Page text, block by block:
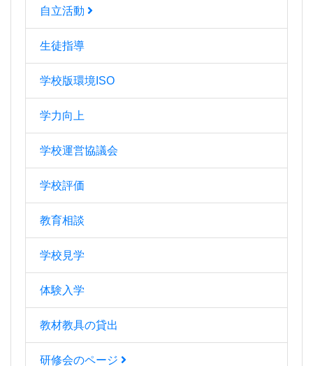
自立活動
生徒指導
学校版環境ISO
学力向上
学校運営協議会
学校評価
教育相談
学校見学
体験入学
教材教具の貸出
研修会のページ